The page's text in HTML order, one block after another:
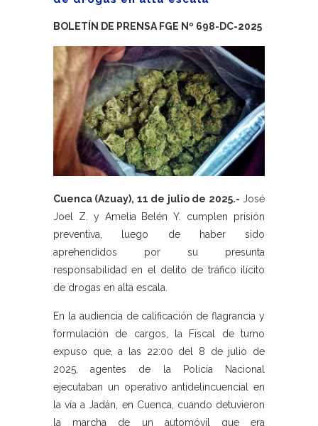
BOLETÍN DE PRENSA FGE Nº 698-DC-2025
Cuenca (Azuay), 11 de julio de 2025.- José
Joel Z. y Amelia Belén Y. cumplen prisión
preventiva, luego de haber sido
aprehendidos por su presunta
responsabilidad en el delito de tráfico ilícito
de drogas en alta escala.
En la audiencia de calificación de flagrancia y
formulación de cargos, la Fiscal de turno
expuso que, a las 22:00 del 8 de julio de
2025, agentes de la Policía Nacional
ejecutaban un operativo antidelincuencial en
la vía a Jadán, en Cuenca, cuando detuvieron
la marcha de un automóvil que era